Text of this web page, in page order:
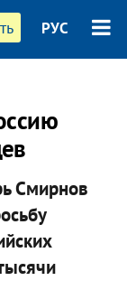
РУС
Смирнов